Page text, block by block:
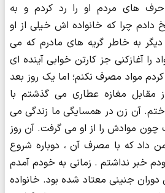
های مردم او را رد کردم و به
دادم چرا که خانواده اش خیلی از او
به خاطر گریه های مادرم که می
را آغازکنی جز کارتن خوابی آینده ای
مواد مصرف نکنم؛ اما یک روز بعد
مقابل مغازه عطاری می گذشتم با
آن زن در همسایگی ما زندگی می
چون موادش را از او می گرفت. آن روز
داد که با مصرف آن ، دوباره شروع
بودم خبر نداشتم . زمانی به خودم آمدم
دوران جنینی معتاد شده بود. خانواده